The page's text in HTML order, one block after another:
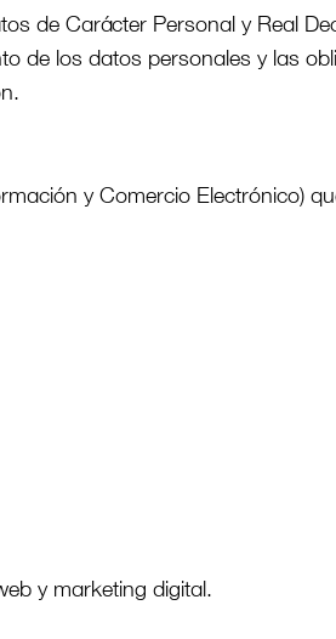
de Carácter Personal y Real
de los datos personales y las
y Comercio Electrónico)
y marketing digital.